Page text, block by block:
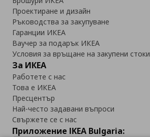
Проектиране и дизайн
Ръководства за закупуване
Гаранции ИКЕА
Ваучер за подарък ИКЕА
Условия за връщане на закупени стоки
За ИКЕА
Работете с нас
Това е ИКЕА
Пресцентър
Най-често задавани въпроси
Свържете се с нас
Приложение IKEA Bulgaria: